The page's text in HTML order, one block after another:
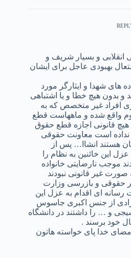
انقلابی و بسیار شریف و
بهبودی عاجل برای ایشان
های شهدا و ایثارگر مورد
و بدون هیچ خطا و یا اشتباهی
افراد غیر متخصص که به
واقع شده و ماههاست قطع
قانونی اجازه قطع حقوق
است معاونت حقوقی
هستند انشاا… پس از
این خائنین به نظام را
موجب نارضایتی خانواده
صورت غیر قانونی نبودند
حقوقی و بازرسی وزارت
رسانه ای اقدام به عزل این
از جنس اکبری جاسوس
و … را داشتند در دانشگاه
خود برسند .
خدا پای خواسته هاتون